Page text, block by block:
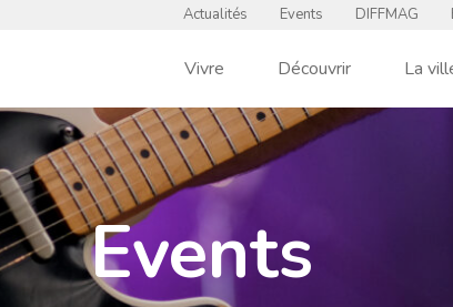
Actualités Events DIFFMAG
Vivre Découvrir La
Events